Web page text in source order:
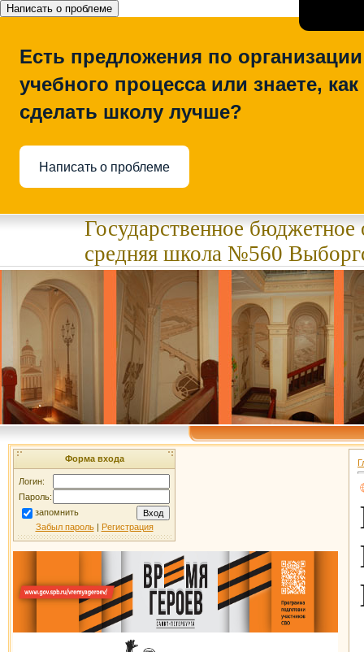
Написать о проблеме
Есть предложения по организации
учебного процесса или знаете, как
сделать школу лучше?
Написать о проблеме
Государственное
средняя школа №560
Форма входа
Логин:
Пароль:
запомнить
Забыл пароль| Регистрация